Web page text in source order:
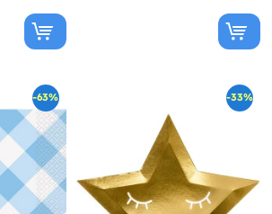
-63% -33%